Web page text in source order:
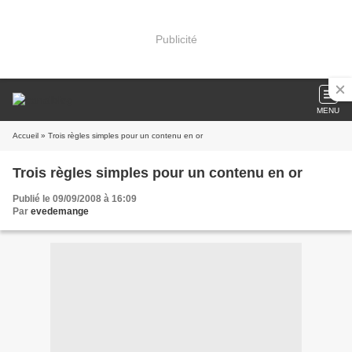
Publicité
MENU
Accueil » Trois règles simples pour un contenu en or
Trois règles simples pour un contenu en or
Publié le 09/09/2008 à 16:09
Par evedemange